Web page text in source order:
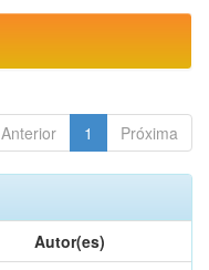
Anterior 1 Próxima
Autor(es)